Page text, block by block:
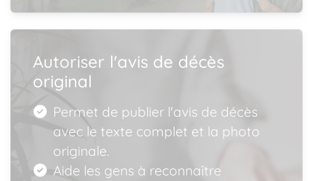
Autoriser l'avis de décès
original
Permet de publier l'avis de décès
avec le texte complet et la photo
originale.
Aide les gens à reconnaître